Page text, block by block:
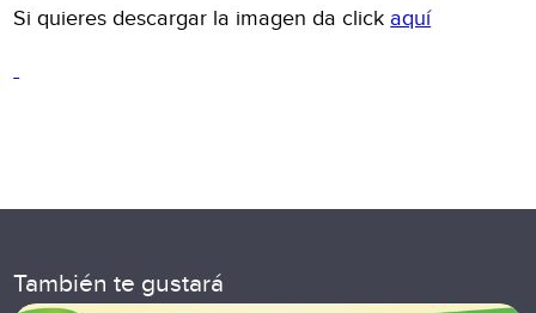
Si quieres descargar la imagen da click aquí
También te gustará